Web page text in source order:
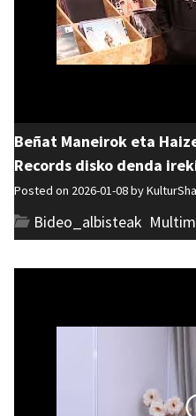
Beñat Maneirok eta
Records disko denda
Posted on 2026-01-08 by
Bideo_albisteak